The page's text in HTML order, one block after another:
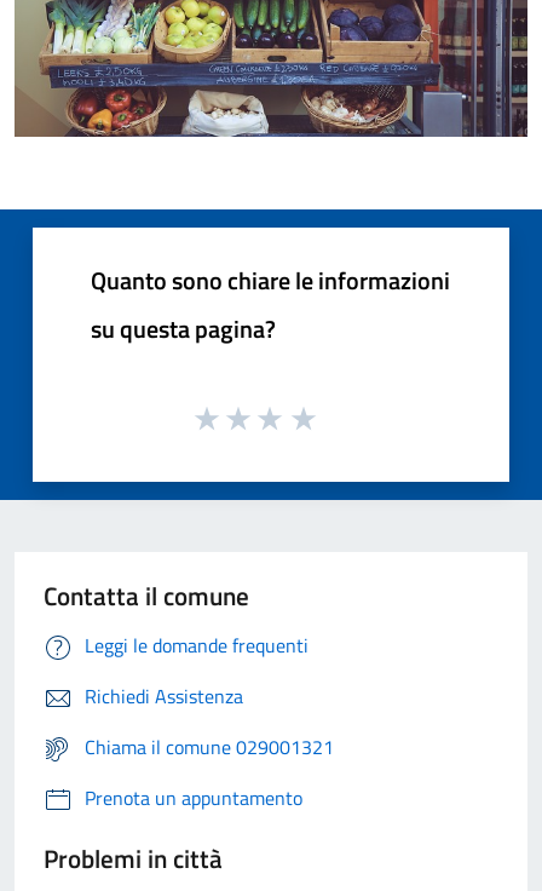
Quanto sono chiare le informazioni
su questa pagina?
Contatta il comune
Leggi le domande frequenti
Richiedi Assistenza
Chiama il comune 029001321
Prenota un appuntamento
Problemi in città